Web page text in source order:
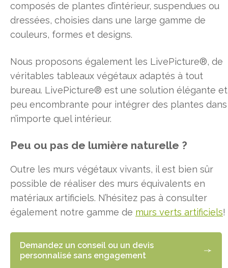
composés de plantes d’intérieur, suspendues ou
dressées, choisies dans une large gamme de
couleurs, formes et designs.
Nous proposons également les LivePicture®, de
véritables tableaux végétaux adaptés à tout
bureau. LivePicture® est une solution élégante et
peu encombrante pour intégrer des plantes dans
n’importe quel intérieur.
Peu ou pas de lumière naturelle ?
Outre les murs végétaux vivants, il est bien sûr
possible de réaliser des murs équivalents en
matériaux artificiels. N’hésitez pas à consulter
également notre gamme de murs verts artificiels!
Demandez un conseil ou un devis
personnalisé sans engagement